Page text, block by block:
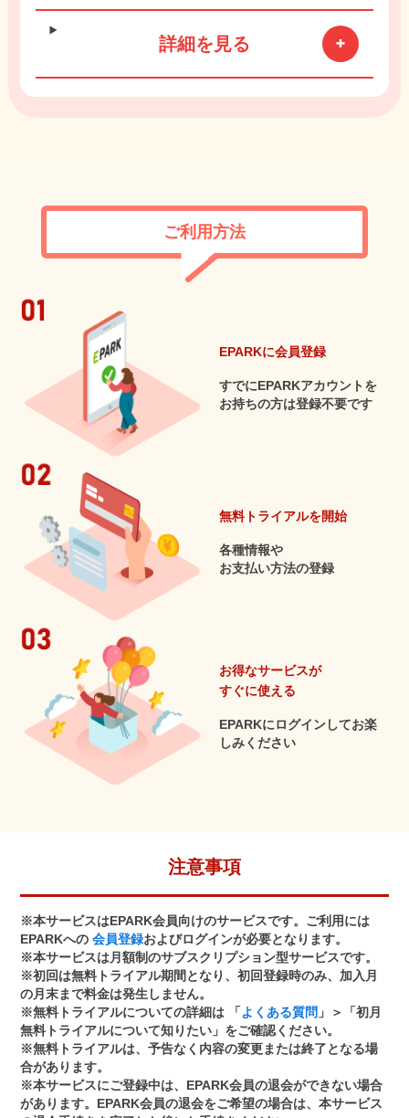
詳細を見る
ご利用方法
EPARKに会員登録
すでにEPARKアカウントを
お持ちの方は登録不要です
無料トライアルを開始
各種情報や
お支払い方法の登録
お得なサービスが
すぐに使える
EPARKにログインしてお楽
しみください
注意事項
※本サービスはEPARK会員向けのサービスです。ご利用には
EPARKへの会員登録およびログインが必要となります。
※本サービスは月額制のサブスクリプション型サービスです。
※初回は無料トライアル期間となり、初回登録時のみ、加入月
の月末まで料金は発生しません。
※無料トライアルについての詳細は 「よくある質問 」＞「初月
無料トライアルについて知りたい」をご確認ください。
※無料トライアルは、予告なく内容の変更または終了となる場
合があります。
※本サービスにご登録中は、EPARK会員の退会ができない場合
があります。EPARK会員の退会をご希望の場合は、本サービス